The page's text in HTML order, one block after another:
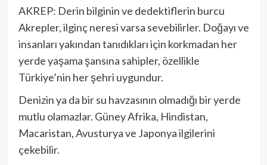
AKREP: Derin bilginin ve dedektiflerin burcu
Akrepler, ilginç neresi varsa sevebilirler. Doğayı ve
insanları yakından tanıdıkları için korkmadan her
yerde yaşama şansına sahipler, özellikle
Türkiye’nin her şehri uygundur.
Denizin ya da bir su havzasının olmadığı bir yerde
mutlu olamazlar. Güney Afrika, Hindistan,
Macaristan, Avusturya ve Japonya ilgilerini
çekebilir.